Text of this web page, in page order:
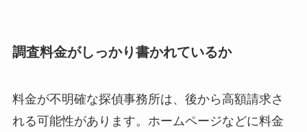
調査料金がしっかり書かれているか
料金が不明確な探偵事務所は、後から高額請求さ
れる可能性があります。ホームページなどに料金